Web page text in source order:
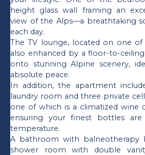
height glass wall framing an
view of the Alps—a breathtaking
each day.
The TV lounge, located on one
also enhanced by a floor-to-
onto stunning Alpine scenery,
absolute peace.
In addition, the apartment
laundry room and three private
one of which is a climatized wine
ensuring your finest bottles
temperature.
A bathroom with balneotherapy
shower room with double